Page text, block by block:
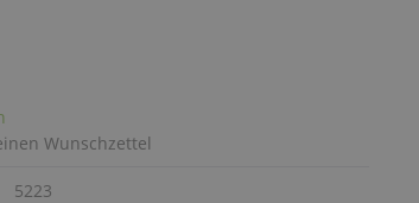
Wunschzettel
5223